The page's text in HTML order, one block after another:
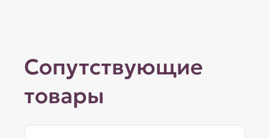
Сопутствующие
товары